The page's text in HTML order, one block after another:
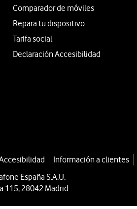
Comparador de móviles
Repara tu dispositivo
Tarifa social
Declaración Accesibilidad
Información a clientes
España S.A.U.
115, 28042 Madrid